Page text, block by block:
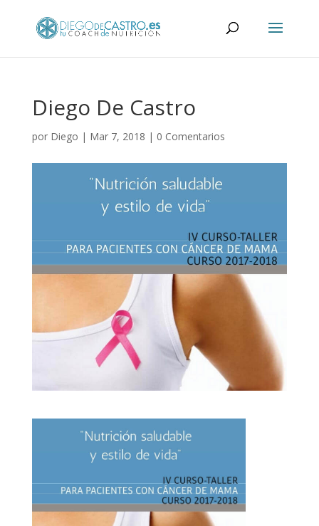
Diego De Castro
por Diego | Mar 7, 2018 | 0 Comentarios